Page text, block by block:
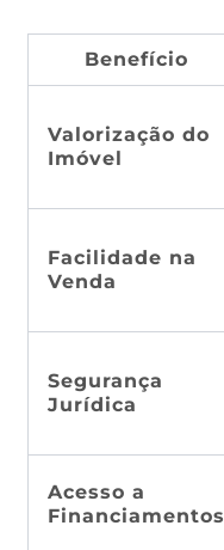
Benefício
Valorização do
Imóvel
Facilidade na
Venda
Segurança
Jurídica
Acesso a
Financiamentos